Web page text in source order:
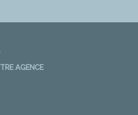
AGENCE